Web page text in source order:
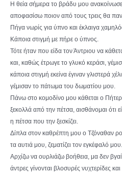
Η θεία σήμερα το βράδυ μου
αποφασίσω ποιον από τους τρεις θα
Πήγα νωρίς για ύπνο και έκλαιγα
Κάποια στιγμή με πήρε ο ύπνος.
Τότε ήταν που είδα τον Άντριου να
και, καθώς έτρωγε το γλυκό κεράσι,
κάποια στιγμή εκείνα έγιναν γλιστερά
γέμισαν το πάτωμα του δωματίου μου.
Πάνω στο κομοδίνο μου κάθεται ο
ξεκολλά από την πέτσα, αισθάνομαι ότι
η πέτσα που την ξεσκίζει.
Δίπλα στον καθρέπτη μου ο Τζόναθαν
τα αυτιά μου, ζεματίζει τον εγκέφαλό μου.
Αρχίζω να ουρλιάζω βοήθεια, μα δεν
άντρες γίνονται βλοσυρές νυχτερίδες